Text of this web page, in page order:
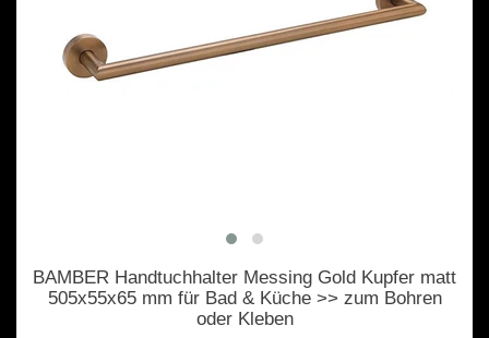
BAMBER Handtuchhalter Messing Gold Kupfer matt
505x55x65 mm für Bad & Küche >> zum Bohren
oder Kleben